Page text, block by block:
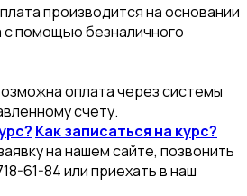
производится на основании
с помощью безналичного
оплата через системы
счету.
Как записаться на курс?
на нашем сайте, позвонить
61-84 или приехать в наш